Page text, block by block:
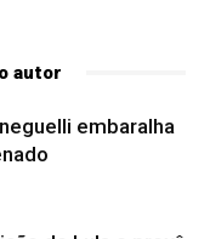
autor
embaralha